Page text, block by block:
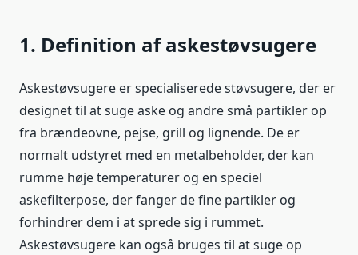
1. Definition af askestøvsugere
Askestøvsugere er specialiserede støvsugere, der er
designet til at suge aske og andre små partikler op
fra brændeovne, pejse, grill og lignende. De er
normalt udstyret med en metalbeholder, der kan
rumme høje temperaturer og en speciel
askefilterpose, der fanger de fine partikler og
forhindrer dem i at sprede sig i rummet.
Askestøvsugere kan også bruges til at suge op